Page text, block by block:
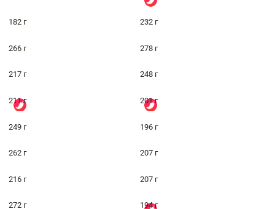
182 г 232 г
266 г 278 г
217 г 248 г
211 г 201 г
249 г 196 г
262 г 207 г
216 г 207 г
272 г 194 г